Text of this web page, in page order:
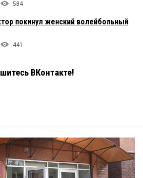
584
покинул женский волейбольный
441
ВКонтакте!